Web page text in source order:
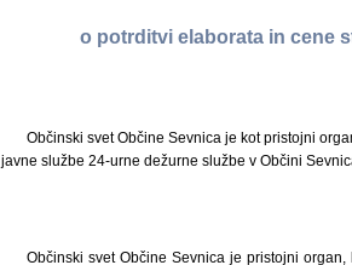
o potrditvi elaborata in cene
Občinski svet Občine Sevnica je kot pristojni
javne službe 24-urne dežurne službe v Občini
Občinski svet Občine Sevnica je pristojni